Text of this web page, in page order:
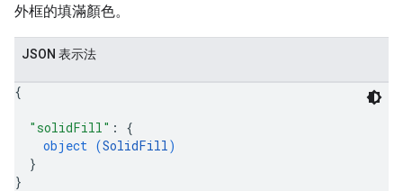
外框的填滿顏色。
JSON 表示法
{
"solidFill" : {
object (SolidFill)
}
}